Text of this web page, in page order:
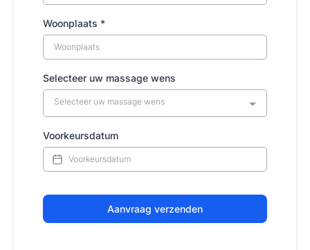
Woonplaats *
Selecteer uw massage wens
Selecteer uw massage wens
Voorkeursdatum
Aanvraag verzenden